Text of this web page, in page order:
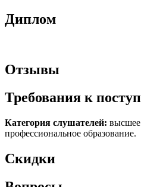
Диплом
Отзывы
Требования к
Категория слушателей: высшее
профессиональное образование.
Скидки